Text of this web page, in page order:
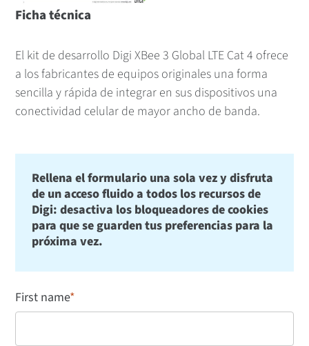
El kit de desarrollo Digi XBee 3 Global LTE Cat 4 ofrece
a los fabricantes de equipos originales una forma
sencilla y rápida de integrar en sus dispositivos una
conectividad celular de mayor ancho de banda.
Rellena el formulario una sola vez y disfruta
de un acceso fluido a todos los recursos de
Digi: desactiva los bloqueadores de cookies
para que se guarden tus preferencias para la
próxima vez.
First name*
Ficha técnica